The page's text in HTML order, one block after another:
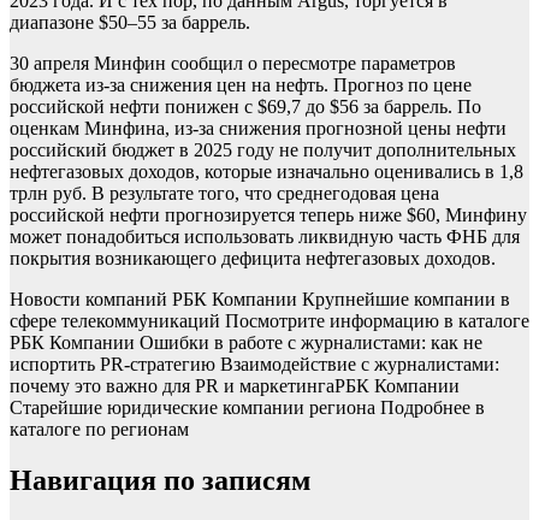
диапазоне $50–55 за баррель.
30 апреля Минфин сообщил о пересмотре параметров
бюджета из-за снижения цен на нефть. Прогноз по цене
российской нефти понижен с $69,7 до $56 за баррель. По
оценкам Минфина, из-за снижения прогнозной цены нефти
российский бюджет в 2025 году не получит дополнительных
нефтегазовых доходов, которые изначально оценивались в 1,8
трлн руб. В результате того, что среднегодовая цена
российской нефти прогнозируется теперь ниже $60, Минфину
может понадобиться использовать ликвидную часть ФНБ для
покрытия возникающего дефицита нефтегазовых доходов.
Новости компаний РБК Компании Крупнейшие компании в
сфере телекоммуникаций Посмотрите информацию в каталоге
РБК Компании Ошибки в работе с журналистами: как не
испортить PR-стратегию Взаимодействие с журналистами:
почему это важно для PR и маркетингаРБК Компании
Старейшие юридические компании региона Подробнее в
каталоге по регионам
Навигация по записям